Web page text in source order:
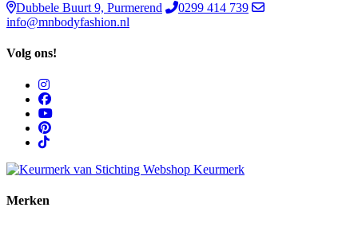
Dubbele Buurt 9, Purmerend
0299 414 739
info@mnbodyfashion.nl
Volg ons!
Merken